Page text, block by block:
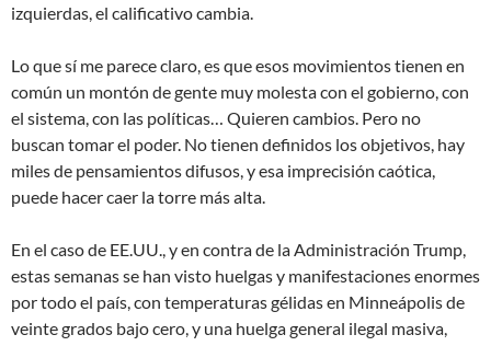
izquierdas, el calificativo cambia.
Lo que sí me parece claro, es que esos movimientos tienen en
común un montón de gente muy molesta con el gobierno, con
el sistema, con las políticas… Quieren cambios. Pero no
buscan tomar el poder. No tienen definidos los objetivos, hay
miles de pensamientos difusos, y esa imprecisión caótica,
puede hacer caer la torre más alta.
En el caso de EE.UU., y en contra de la Administración Trump,
estas semanas se han visto huelgas y manifestaciones enormes
por todo el país, con temperaturas gélidas en Minneápolis de
veinte grados bajo cero, y una huelga general ilegal masiva,